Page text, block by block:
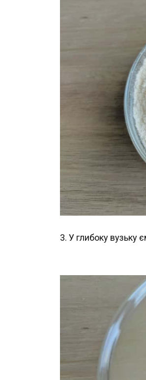
3. У глибоку вузьку